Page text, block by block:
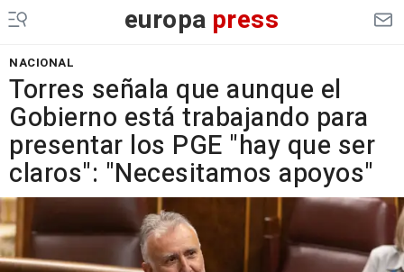
europa press
NACIONAL
Torres señala que aunque el
Gobierno está trabajando para
presentar los PGE "hay que ser
claros": "Necesitamos apoyos"